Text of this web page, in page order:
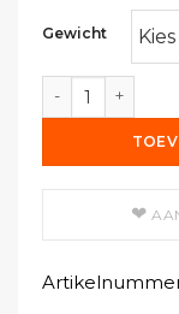
Gewicht